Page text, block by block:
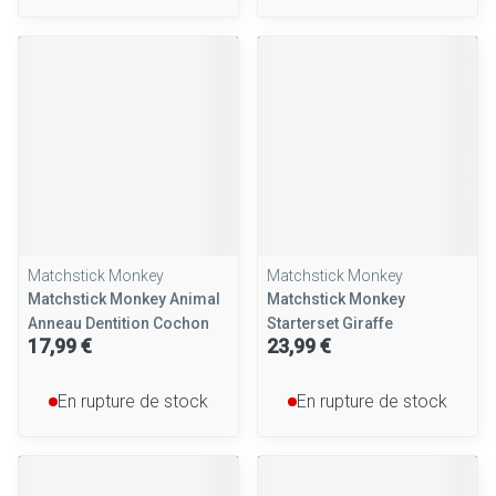
Matchstick Monkey
Matchstick Monkey Animal
Anneau Dentition Cochon
17,99 €
En rupture de stock
Matchstick Monkey
Matchstick Monkey
Starterset Giraffe
23,99 €
En rupture de stock